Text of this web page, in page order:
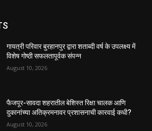
गायत्री परिवार बुरहानपुर द्वारा शताब्दी वर्ष के उपलक्ष्य में
विशेष गोष्ठी सफलतापूर्वक संपन्न
August 10, 2026
फैजपूर-सावदा शहरातील बेशिस्त रिक्षा चालक आणि
दुकानांच्या अतिक्रमनावर प्रशासनाची कारवाई कधी?
August 10, 2026